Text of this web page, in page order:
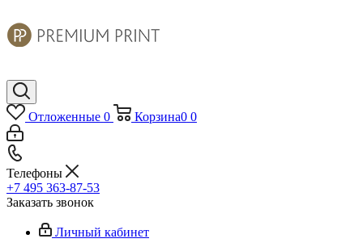
Отложенные 0 Корзина0 0
Телефоны
+7 495 363-87-53
Заказать звонок
Личный кабинет